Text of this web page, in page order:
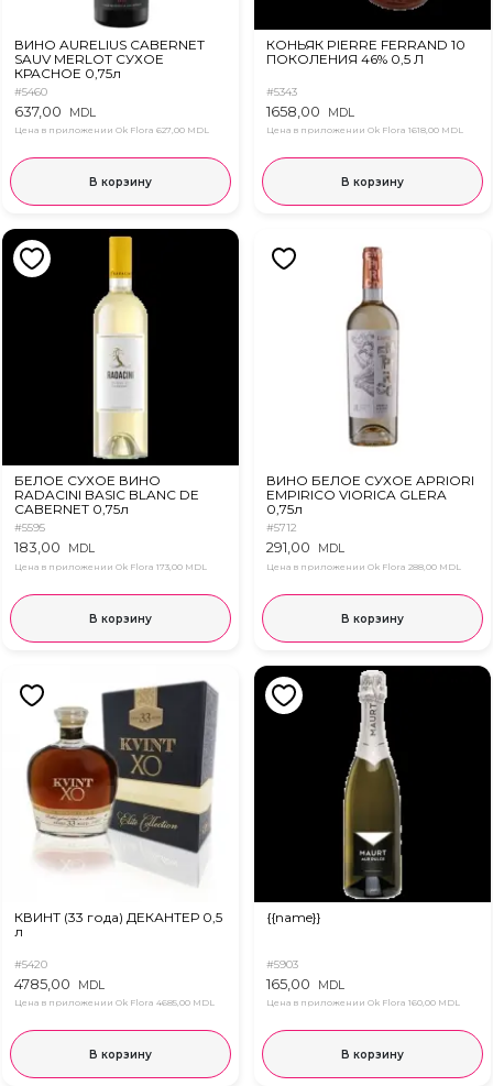
ВИНО AURELIUS CABERNET
SAUV MERLOT СУХОЕ
КРАСНОЕ 0,75л
#5460
637,00 MDL
Цена в приложении Ok Flora 627,00 MDL
В корзину
КОНЬЯК PIERRE FERRAND 10
ПОКОЛЕНИЯ 46% 0,5 Л
#5343
1658,00 MDL
Цена в приложении Ok Flora 1618,00 MDL
В корзину
БЕЛОЕ СУХОЕ ВИНО
RADACINI BASIC BLANC DE
CABERNET 0,75л
#5595
183,00 MDL
Цена в приложении Ok Flora 173,00 MDL
В корзину
ВИНО БЕЛОЕ СУХОЕ APRIORI
EMPIRICO VIORICA GLERA
0,75л
#5712
291,00 MDL
Цена в приложении Ok Flora 288,00 MDL
В корзину
КВИНТ (33 года) ДЕКАНТЕР 0,5
л
#5420
4785,00 MDL
Цена в приложении Ok Flora 4685,00 MDL
В корзину
{{name}}
#5903
165,00 MDL
Цена в приложении Ok Flora 160,00 MDL
В корзину